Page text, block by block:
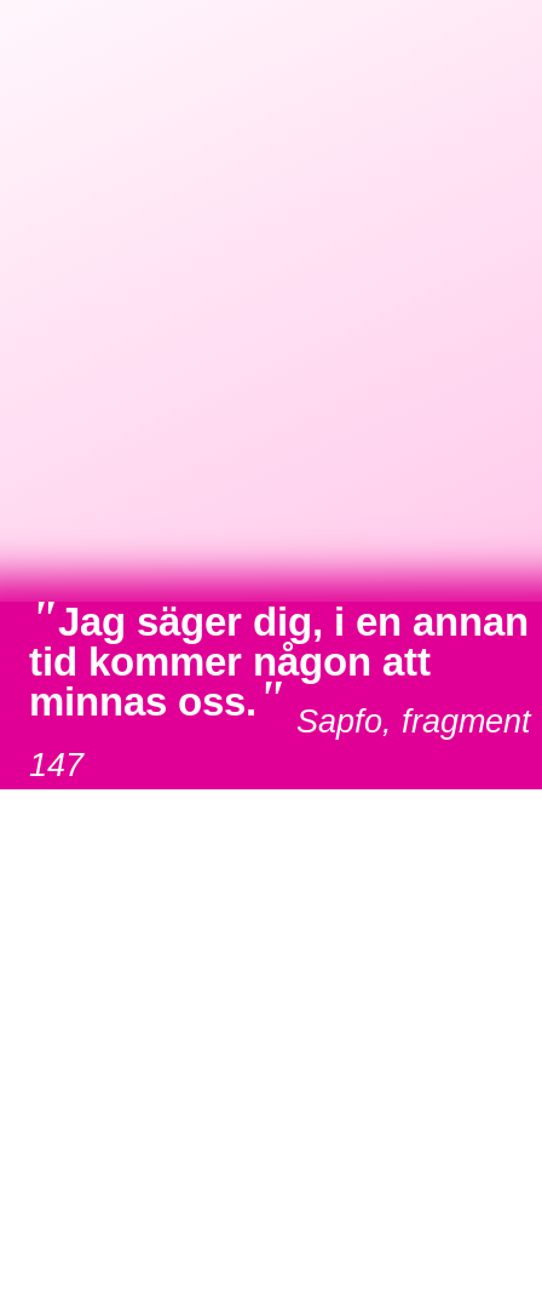
"Jag säger dig, i en annan
tid kommer någon att
minnas oss. " Sapfo, fragment
147